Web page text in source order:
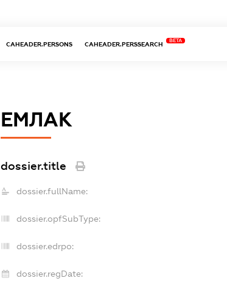
CAHEADER.PERSONS CAHEADER.PERSSEARCH
BETA
ЕМЛАК
dossier.title
dossier.fullName:
dossier.opfSubType:
dossier.edrpo:
dossier.regDate: